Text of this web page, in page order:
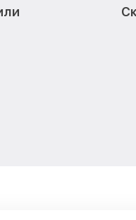
машины Artel
стиральной машины
стиральной машины